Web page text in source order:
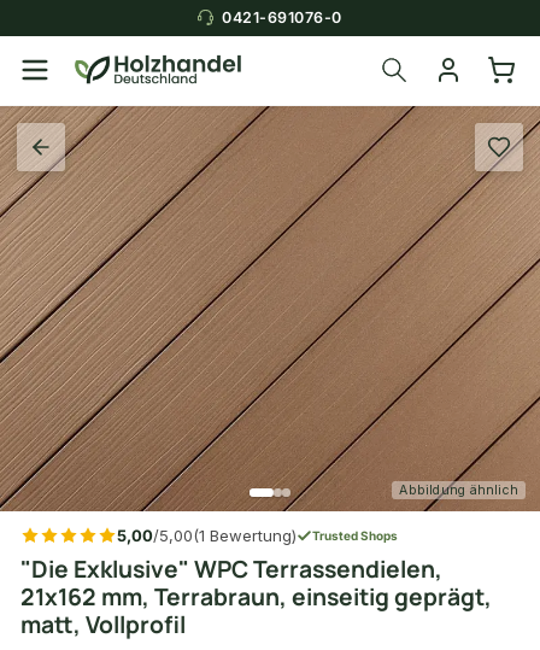
0421-691076-0
Abbildung ähnlich
5,00/5,00(1 Bewertung) Trusted Shops
"Die Exklusive" WPC Terrassendielen,
21x162 mm, Terrabraun, einseitig geprägt,
matt, Vollprofil